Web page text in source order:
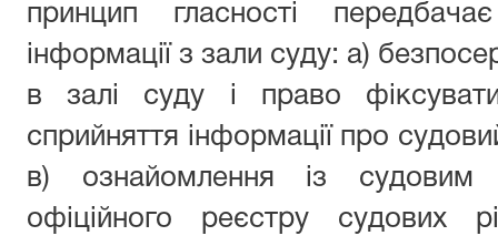
принцип гласності
інформації з зали суду: а)
в залі суду і право
сприйняття інформації про
в) ознайомлення із
офіційного реєстру судових